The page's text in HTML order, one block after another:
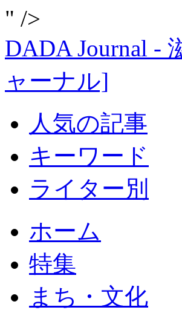
" />
DADA Journal -
ャーナル]
人気の記事
キーワード
ライター別
ホーム
特集
まち・文化